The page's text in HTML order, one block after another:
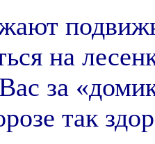
на
за
так